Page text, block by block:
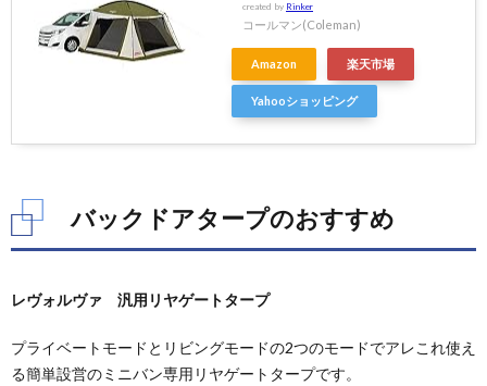
created by Rinker
コールマン(Coleman)
Amazon 楽天市場
Yahooショッピング
バックドアタープのおすすめ
レヴォルヴァ 汎用リヤゲートタープ
プライベートモードとリビングモードの2つのモードでアレこれ使え
る簡単設営のミニバン専用リヤゲートタープです。